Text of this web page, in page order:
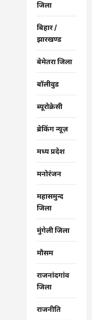
जिला
बिहार /
झारखण्ड
बेमेतरा जिला
बॉलीवुड
ब्यूरोक्रेसी
ब्रेकिंग न्यूज़
मध्य प्रदेश
मनोरंजन
महासमुन्द
जिला
मुंगेली जिला
मौसम
राजनांदगांव
जिला
राजनीति